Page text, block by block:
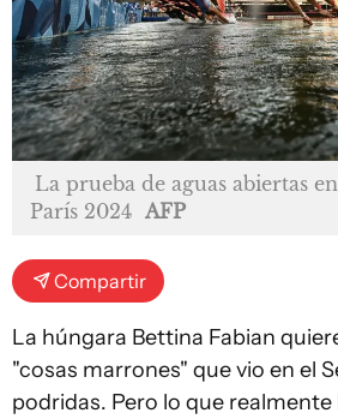
La prueba de aguas abiertas
París 2024 AFP
Compartir
La húngara Bettina Fabian
"cosas marrones" que vio en el
podridas. Pero lo que